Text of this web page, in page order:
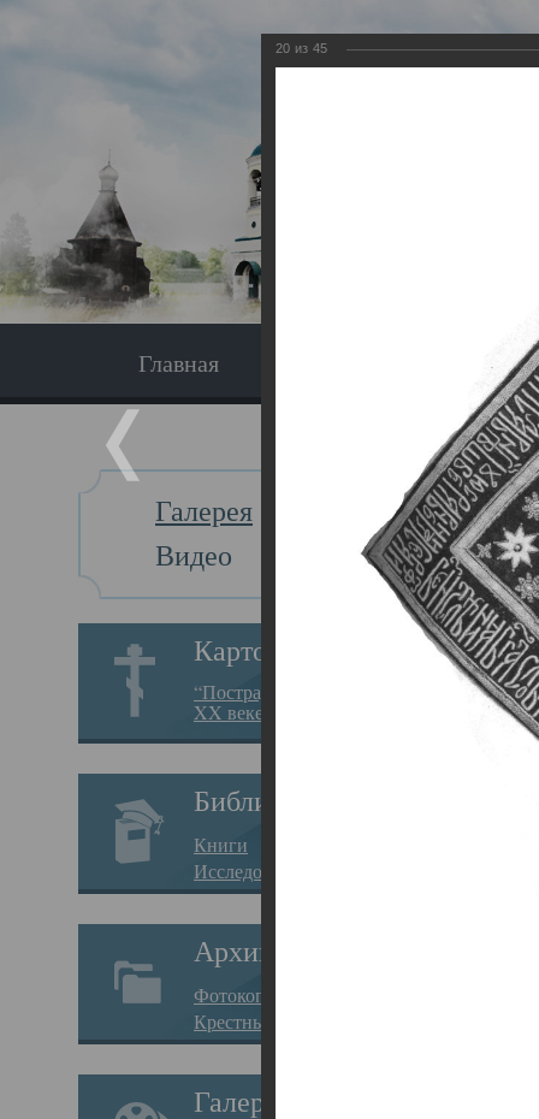
Главная
Галерея
Видео
Картотека
“Пострадавшие за веру в
XX веке на Севере”
Библиотека
Книги
Исследования
Архив
Фотокопии дел
Крестные ходы
Галерея
Главная
20 из 45